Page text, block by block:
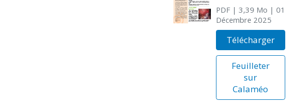
PDF| 3,39 Mo | 01
Décembre 2025
Télécharger
Feuilleter
sur
Calaméo